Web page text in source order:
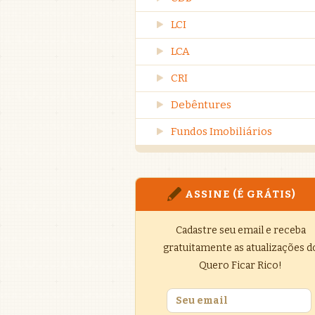
LCI
LCA
CRI
Debêntures
Fundos Imobiliários
ASSINE (É GRÁTIS)
Cadastre seu email e receba
gratuitamente as atualizações
Quero Ficar Rico!